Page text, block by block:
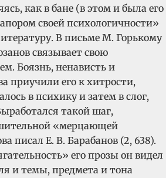
как в бане (в этом и была его
своей психологичности»
В письме М. Горькому
связывает свою
Боязнь, ненависть и
приучили его к хитрости,
в психику и затем в слог,
такой шаг,
«мерцающей
писал Е. В. Барабанов (2, 638).
его прозы он видел
и темы, предмета и тона